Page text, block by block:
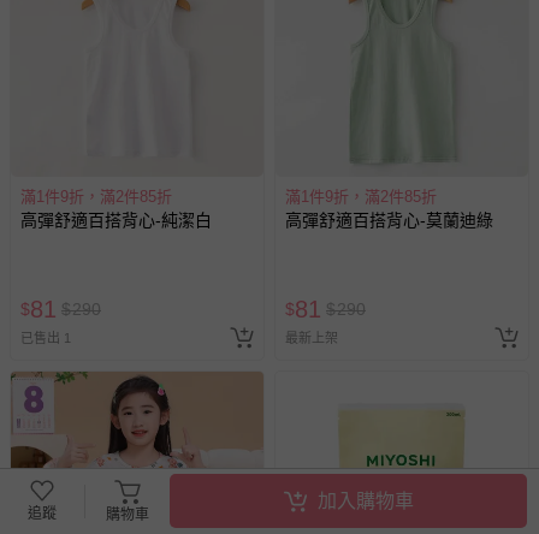
滿1件9折，滿2件85折
高彈舒適百搭背心-純潔白
$81 $290
已售出 1
滿1件9折，滿2件85折
高彈舒適百搭背心-莫蘭迪綠
$81 $290
最新上架
追蹤 購物車
加入購物車